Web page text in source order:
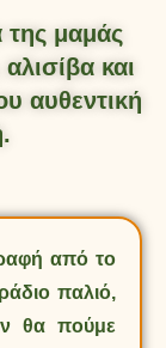
μαμάς
και
αυθεντική
από το
παλιό,
θα πούμε